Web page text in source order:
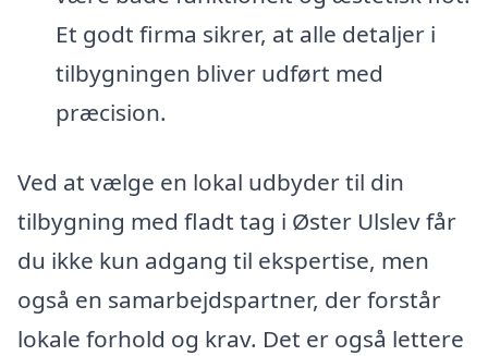
Et godt firma sikrer, at alle detaljer i
tilbygningen bliver udført med
præcision.
Ved at vælge en lokal udbyder til din
tilbygning med fladt tag i Øster Ulslev får
du ikke kun adgang til ekspertise, men
også en samarbejdspartner, der forstår
lokale forhold og krav. Det er også lettere